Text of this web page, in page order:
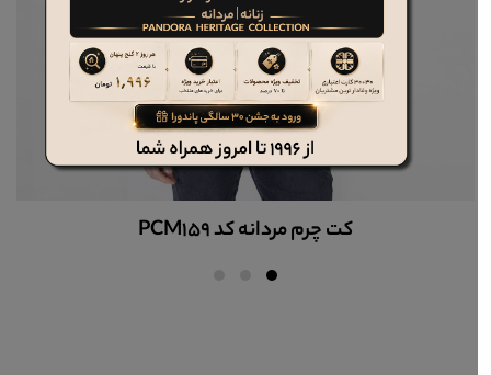
کت چرم مردانه کد PCM159